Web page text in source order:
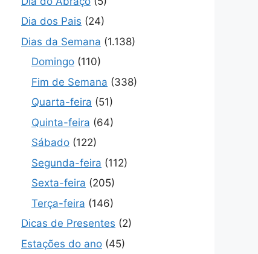
Dia dos Pais (24)
Dias da Semana (1.138)
Domingo (110)
Fim de Semana (338)
Quarta-feira (51)
Quinta-feira (64)
Sábado (122)
Segunda-feira (112)
Sexta-feira (205)
Terça-feira (146)
Dicas de Presentes (2)
Estações do ano (45)